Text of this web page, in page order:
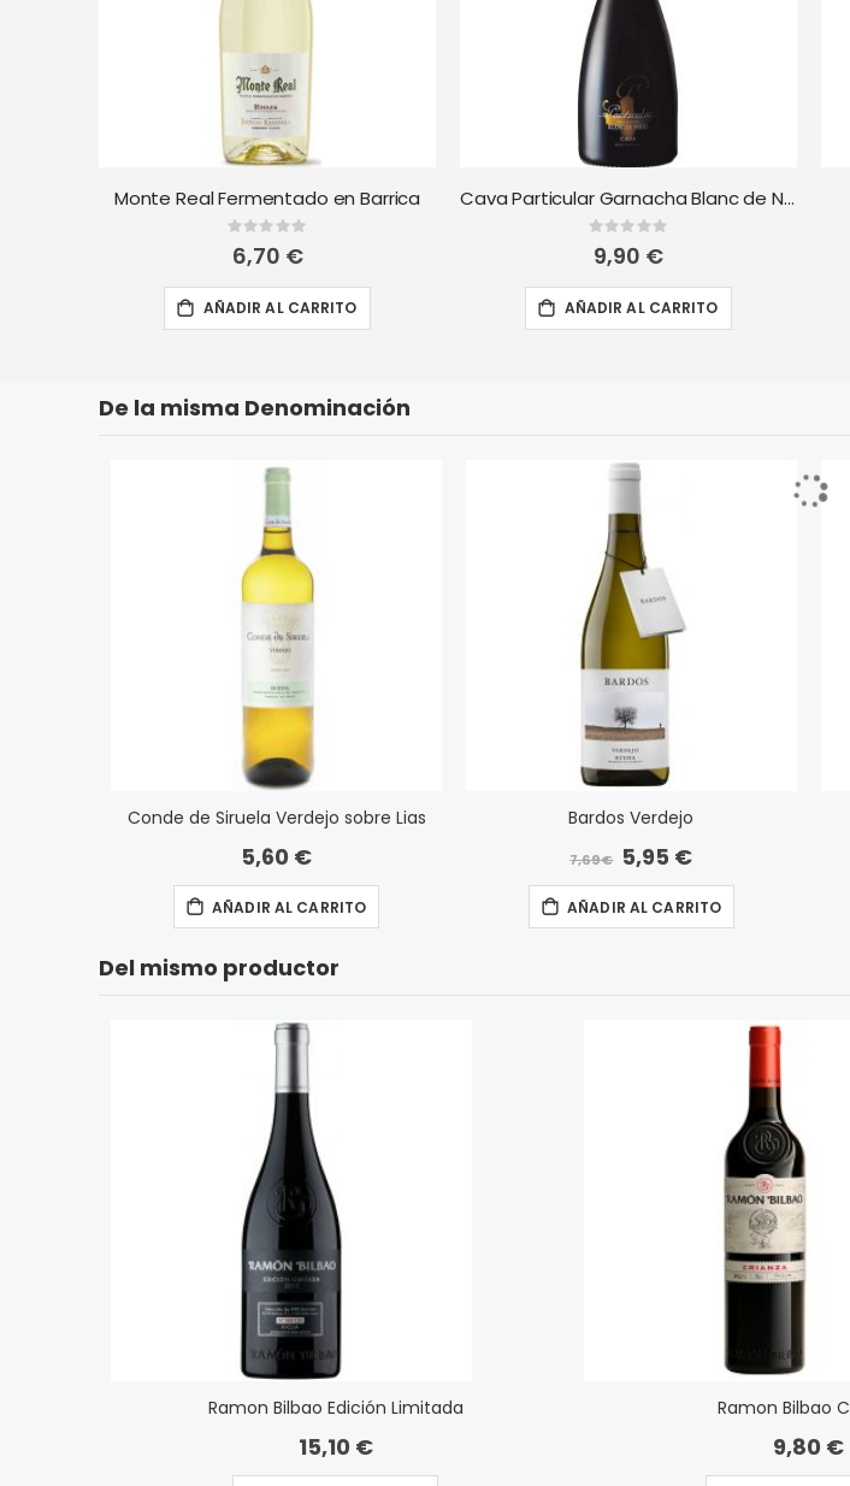
Monte Real Fermentado en Barrica
Rating:
0%
6,70 €
AÑADIR AL CARRITO
Cava Particular Garnacha Blanc de Noirs
Rating:
0%
9,90 €
AÑADIR AL CARRITO
De la misma Denominación
Conde de Siruela Verdejo sobre Lias
5,60 €
AÑADIR AL CARRITO
Bardos Verdejo
7,69 € Precio
especial
5,95 €
AÑADIR AL CARRITO
Del mismo productor
Ramon Bilbao Edición Limitada
15,10 €
Ramon Bilbao
9,80 €